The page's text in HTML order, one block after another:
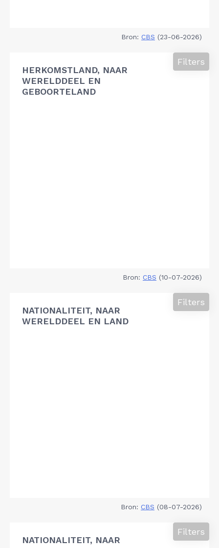
Bron: CBS (23-06-2026)
HERKOMSTLAND, NAAR
WERELDDEEL EN
GEBOORTELAND
Filters
Bron: CBS (10-07-2026)
NATIONALITEIT, NAAR
WERELDDEEL EN LAND
Filters
Bron: CBS (08-07-2026)
NATIONALITEIT, NAAR
Filters